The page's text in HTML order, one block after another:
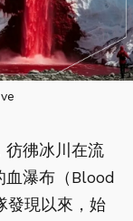
彷彿冰川在流
血瀑布（Blood
發現以來，始